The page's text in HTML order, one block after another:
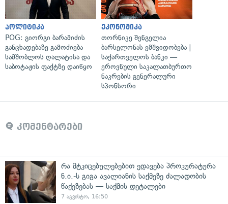
პოლიტიკა
POG: გიორგი ბარამიძის
განცხადებაზე გამოძიება
სამშობლოს ღალატისა და
საბოტაჟის ფაქტზე დაიწყო
ეკონომიკა
თორნიკე შენგელია
ბარსელონას ემშვიდობება |
საქართველოს ბანკი —
ეროვნული საკალათბურთო
ნაკრების გენერალური
სპონსორი
კომენტარები
რა მტკიცებულებებით ედავება პროკურატურა
ნ.ი.-ს გიგა ავალიანის საქმეზე ძალადობის
წაქეზებას — საქმის დეტალები
7 აგვისტო, 16:50